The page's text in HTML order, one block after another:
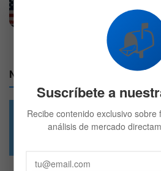
datos chino y desata
4 DE AGOSTO DE 2026
Nuestras Redes:
49.6k 4.7k
📬
Suscríbete a
Recibe contenido exclusivo
análisis de mercado